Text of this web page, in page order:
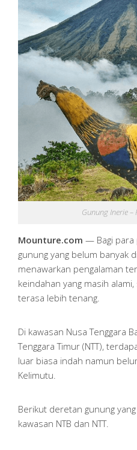
Gunung Inerie
Mounture.com — Bagi para
gunung yang belum banyak
menawarkan pengalaman
keindahan yang masih
terasa lebih tenang.
Di kawasan Nusa Tenggara
Tenggara Timur (NTT),
luar biasa indah namun
Kelimutu.
Berikut deretan gunung
kawasan NTB dan NTT.